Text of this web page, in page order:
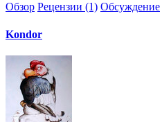
Обзор Рецензии (1) Обсуждение
Kondor